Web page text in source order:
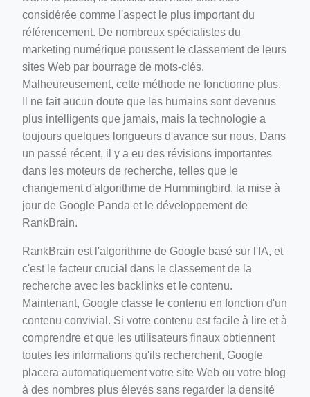
considérée comme l'aspect le plus important du
référencement. De nombreux spécialistes du
marketing numérique poussent le classement de leurs
sites Web par bourrage de mots-clés.
Malheureusement, cette méthode ne fonctionne plus.
Il ne fait aucun doute que les humains sont devenus
plus intelligents que jamais, mais la technologie a
toujours quelques longueurs d'avance sur nous. Dans
un passé récent, il y a eu des révisions importantes
dans les moteurs de recherche, telles que le
changement d'algorithme de Hummingbird, la mise à
jour de Google Panda et le développement de
RankBrain.
RankBrain est l'algorithme de Google basé sur l'IA, et
c'est le facteur crucial dans le classement de la
recherche avec les backlinks et le contenu.
Maintenant, Google classe le contenu en fonction d'un
contenu convivial. Si votre contenu est facile à lire et à
comprendre et que les utilisateurs finaux obtiennent
toutes les informations qu'ils recherchent, Google
placera automatiquement votre site Web ou votre blog
à des nombres plus élevés sans regarder la densité